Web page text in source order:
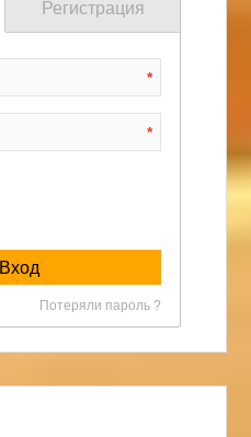
Регистрация
*
*
Вход
Потеряли пароль ?